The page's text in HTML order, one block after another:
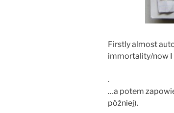
Firstly almost
immortality/now I
.
…a potem
później).